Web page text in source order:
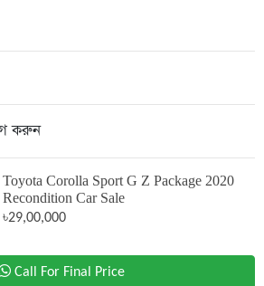
করুন
Toyota Corolla Sport G Z Package 2020
Recondition Car Sale
৳29,00,000
Call For Final Price